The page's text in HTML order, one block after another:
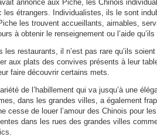
annoncé aux Piche, les Chinois
les étrangers. Individualistes, ils le sont
les trouvent accueillants, aimables,
à obtenir le renseignement ou l’aide
les restaurants, il n’est pas rare qu’ils
aux plats des convives présents à leur
faire découvrir certains mets.
de l’habillement qui va jusqu’à une
dans les grandes villes, a également
cesse de louer l’amour des Chinois pour
dans les rues des grandes villes